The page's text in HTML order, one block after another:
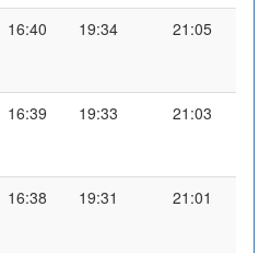
16:40 19:34 21:05
16:39 19:33 21:03
16:38 19:31 21:01